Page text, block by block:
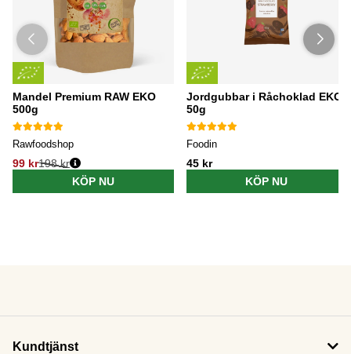
Mandel Premium RAW EKO
500g
Rawfoodshop
99 kr198 kr
KÖP NU
Jordgubbar i Råchoklad EKO
50g
Foodin
45 kr
KÖP NU
Kundtjänst